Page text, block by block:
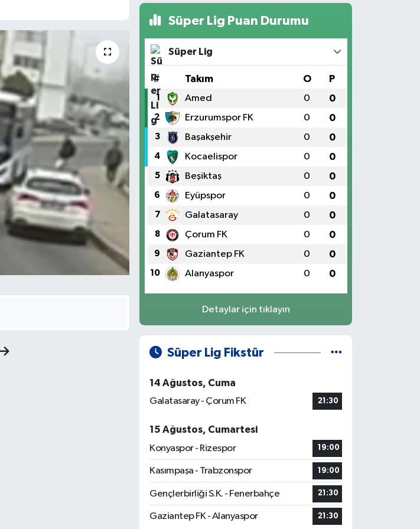
Süper Lig Puan Durumu
Süper Lig
# Takım O P
1 Amed 0 0
2 Erzurumspor FK 0 0
3 Başakşehir 0 0
4 Kocaelispor 0 0
5 Beşiktaş 0 0
6 Eyüpspor 0 0
7 Galatasaray 0 0
8 Çorum FK 0 0
9 Gaziantep FK 0 0
10 Alanyaspor 0 0
Detaylar için tıklayın
Süper Lig Fikstür
14 Ağustos, Cuma
Galatasaray - Çorum FK
21:30
15 Ağustos, Cumartesi
Konyaspor - Rizespor
19:00
Kasımpaşa - Trabzonspor 19:00
Gençlerbirliği S.K. - Fenerbahçe 21:30
Gaziantep FK - Alanyaspor 21:30